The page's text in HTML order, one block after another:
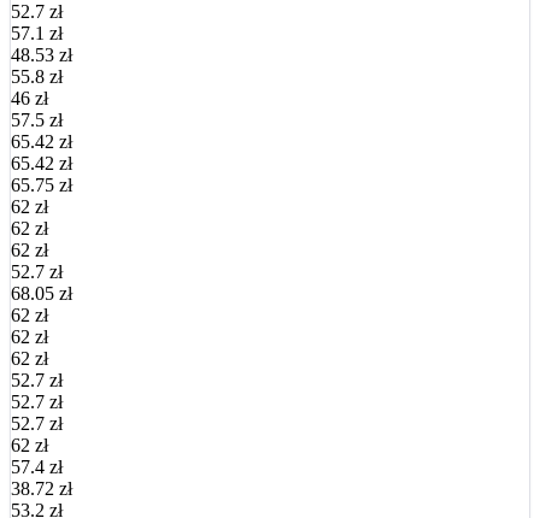
52.7 zł
57.1 zł
48.53 zł
55.8 zł
46 zł
57.5 zł
65.42 zł
65.42 zł
65.75 zł
62 zł
62 zł
62 zł
52.7 zł
68.05 zł
62 zł
62 zł
62 zł
52.7 zł
52.7 zł
52.7 zł
62 zł
57.4 zł
38.72 zł
53.2 zł